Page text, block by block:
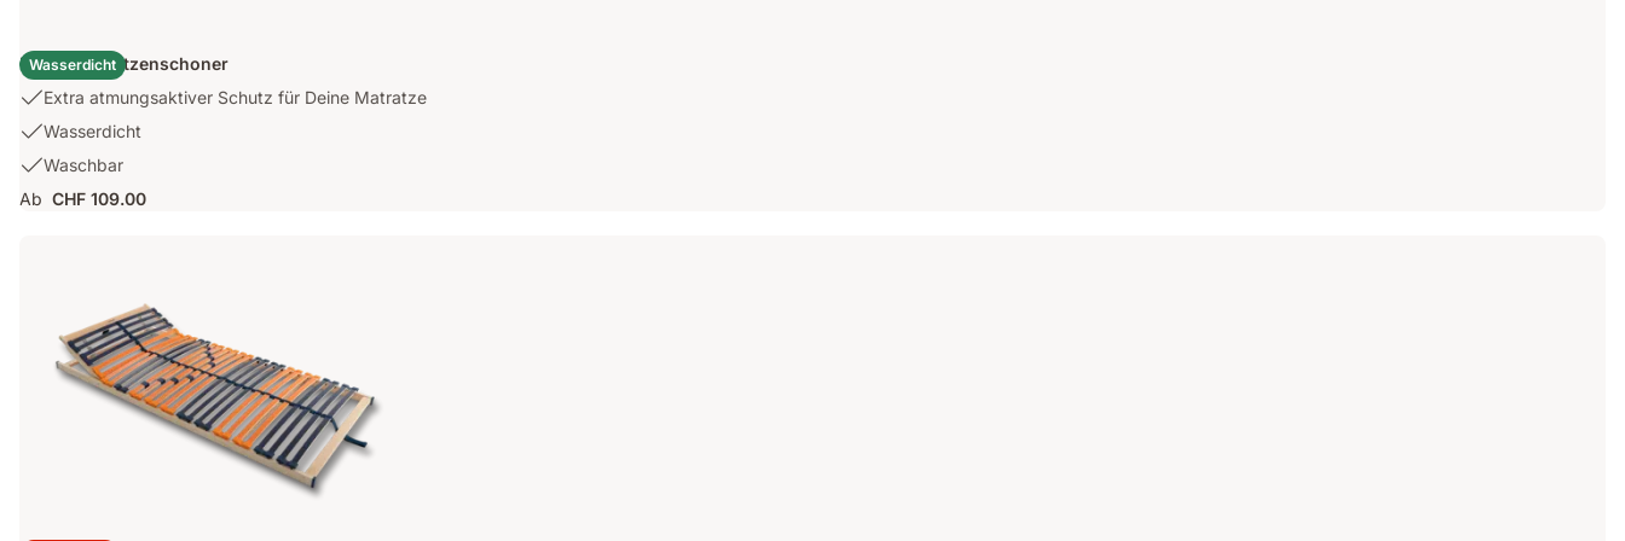
Wasserdicht
Emma Matratzenschoner
USP
Extra
atmungsaktiver
Schutz
Extra atmungsaktiver Schutz für Deine Matratze
USP
Wasserdicht
Wasserdicht
USP
3:
Waschbar
Waschbar
Ab CHF 109.00